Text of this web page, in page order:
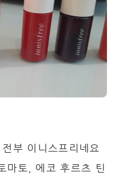
부 이니스프리네요
마토, 에코 후르츠 틴